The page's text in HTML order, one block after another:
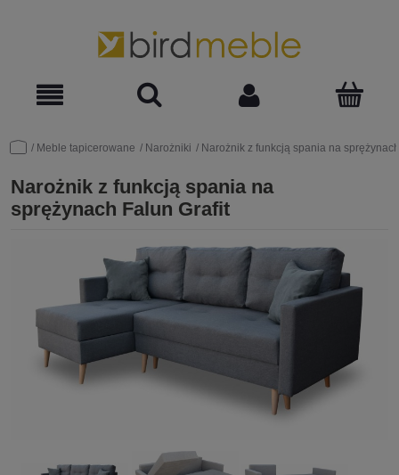
Meble tapicerowane Narożniki Narożnik z funkcją spania na
Narożnik z funkcją spania na
sprężynach Falun Grafit